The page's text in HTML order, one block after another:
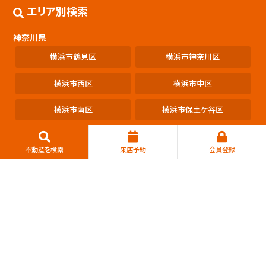
不動産を検索 来店予約 会員登録
エリア別検索
神奈川県
横浜市鶴見区 横浜市神奈川区
横浜市西区 横浜市中区
横浜市南区 横浜市保土ケ谷区
横浜市港北区 横浜市戸塚区